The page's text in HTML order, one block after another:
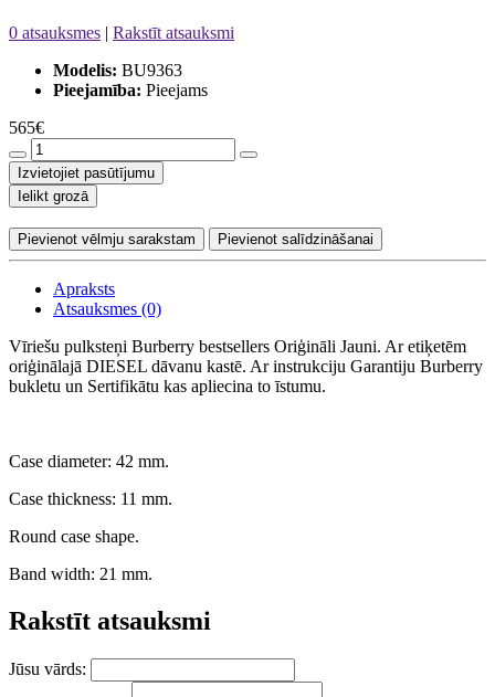
0 atsauksmes | Rakstīt atsauksmi
Modelis: BU9363
Pieejamība: Pieejams
565€
Izvietojiet pasūtījumu
Ielikt grozā
Pievienot vēlmju sarakstam Pievienot salīdzināšanai
Apraksts
Atsauksmes (0)
Vīriešu pulksteņi Burberry bestsellers Oriģināli Jauni. Ar etiķetēm
oriģinālajā DIESEL dāvanu kastē. Ar instrukciju Garantiju Burberry
bukletu un Sertifikātu kas apliecina to īstumu.
Case diameter: 42 mm.
Case thickness: 11 mm.
Round case shape.
Band width: 21 mm.
Rakstīt atsauksmi
Jūsu vārds: